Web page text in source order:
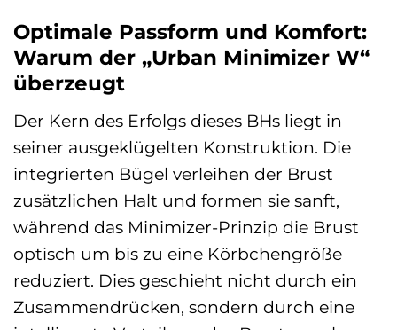
Optimale Passform und Komfort:
Warum der „Urban Minimizer W“
überzeugt
Der Kern des Erfolgs dieses BHs liegt in
seiner ausgeklügelten Konstruktion. Die
integrierten Bügel verleihen der Brust
zusätzlichen Halt und formen sie sanft,
während das Minimizer-Prinzip die Brust
optisch um bis zu eine Körbchengröße
reduziert. Dies geschieht nicht durch ein
Zusammendrücken, sondern durch eine